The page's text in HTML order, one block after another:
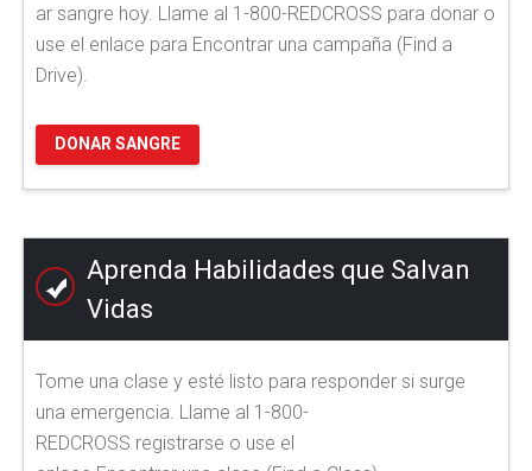
ar sangre hoy. Llame al 1-800-REDCROSS para donar o
use el enlace para Encontrar una campaña (Find a
Drive).
DONAR SANGRE
Aprenda Habilidades que Salvan
Vidas
Tome una clase y esté listo para responder si surge
una emergencia. Llame al 1-800-
REDCROSS registrarse o use el